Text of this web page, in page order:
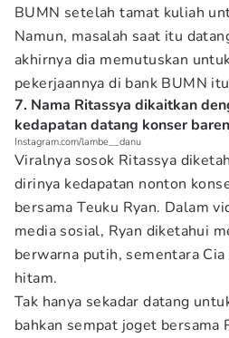
BUMN setelah tamat kuliah
Namun, masalah saat itu
akhirnya dia memutuskan
pekerjaannya di bank BUMN
7. Nama Ritassya dikaitkan
kedapatan datang konser
Instagram.com/lambe__danu
Viralnya sosok Ritassya
dirinya kedapatan nonton
bersama Teuku Ryan. Dalam
media sosial, Ryan diketahui
berwarna putih, sementara Cia
hitam.
Tak hanya sekadar datang
bahkan sempat joget bersama